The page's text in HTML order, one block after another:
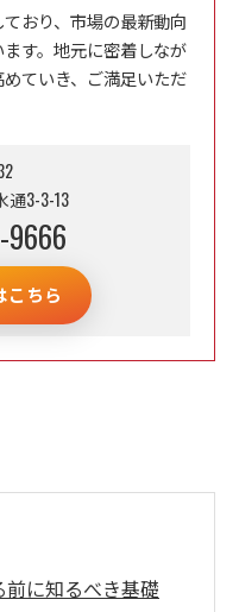
おり、市場の最新動向
す。地元に密着しなが
ていき、ご満足いただ
通3-3-13
9666
こちら
に知るべき基礎